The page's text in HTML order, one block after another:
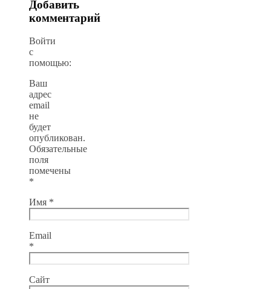
Добавить
комментарий
Войти
с
помощью:
Ваш
адрес
email
не
будет
опубликован.
Обязательные
поля
помечены
*
Имя *
Email
*
Сайт